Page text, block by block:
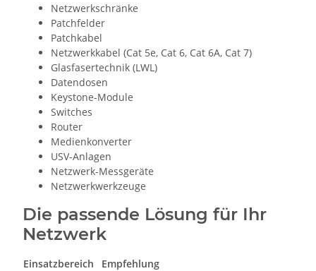
Netzwerkschränke
Patchfelder
Patchkabel
Netzwerkkabel (Cat 5e, Cat 6, Cat 6A, Cat 7)
Glasfasertechnik (LWL)
Datendosen
Keystone-Module
Switches
Router
Medienkonverter
USV-Anlagen
Netzwerk-Messgeräte
Netzwerkwerkzeuge
Die passende Lösung für Ihr
Netzwerk
Einsatzbereich
Empfehlung